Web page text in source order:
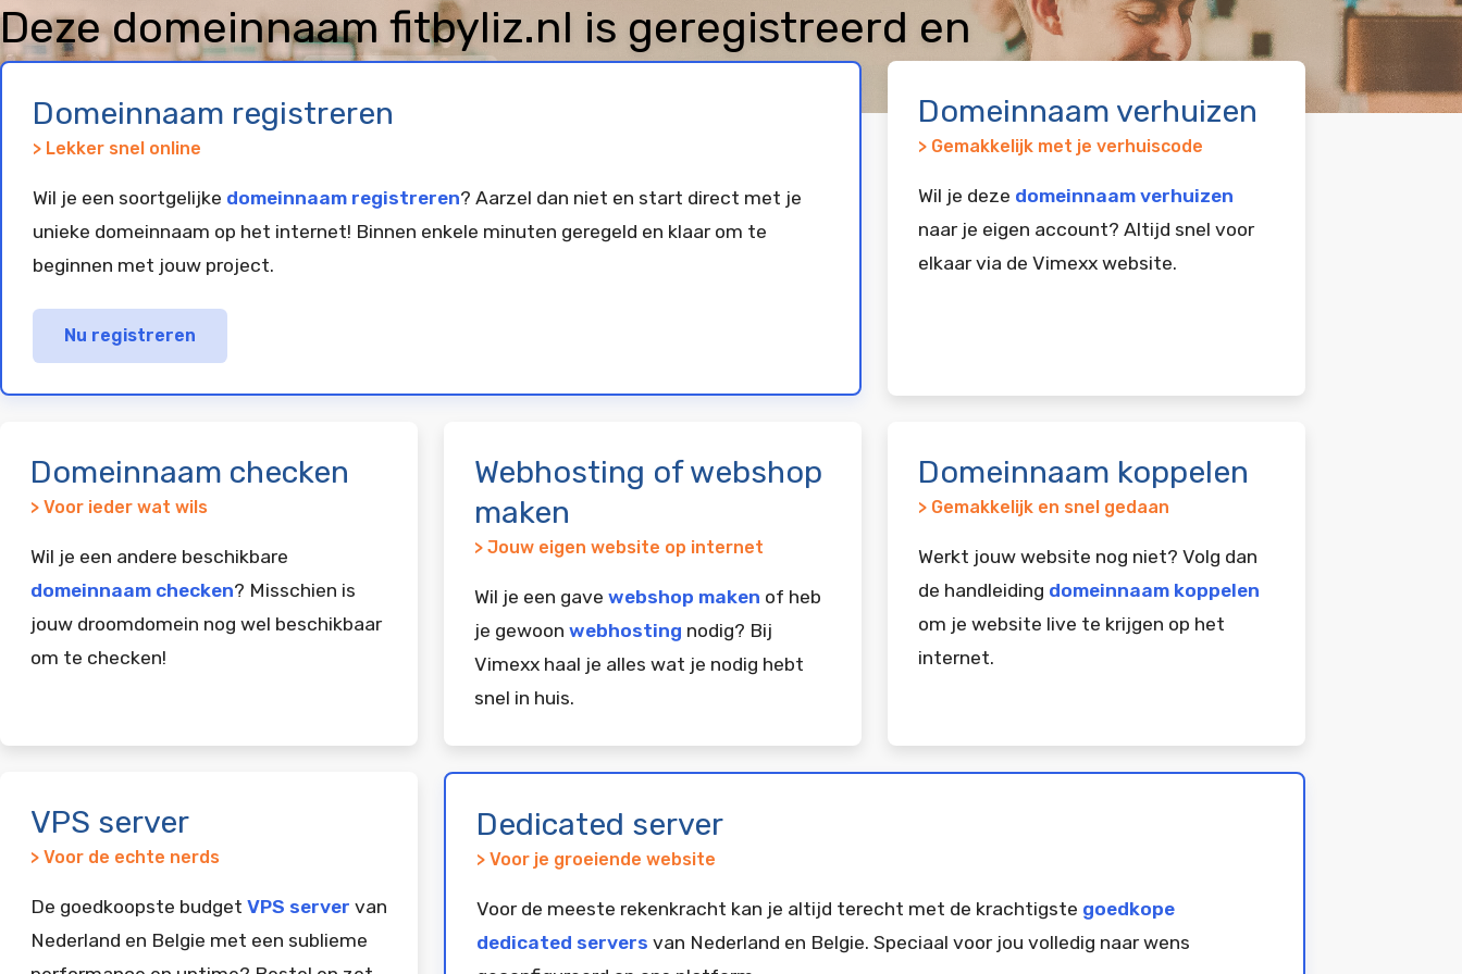
Deze domeinnaam fitbyliz.nl is geregistreerd en
geparkeerd bij
Domeinnaam registreren
> Lekker snel online
Wil je een soortgelijke domeinnaam registreren? Aarzel dan niet en start direct met je
unieke domeinnaam op het internet! Binnen enkele minuten geregeld en klaar om te
beginnen met jouw project.
Nu registreren
Domeinnaam verhuizen
> Gemakkelijk met je verhuiscode
Wil je deze domeinnaam verhuizen
naar je eigen account? Altijd snel voor
elkaar via de Vimexx website.
Domeinnaam checken
> Voor ieder wat wils
Wil je een andere beschikbare
domeinnaam checken? Misschien is
jouw droomdomein nog wel beschikbaar
om te checken!
Webhosting of webshop
maken
> Jouw eigen website op internet
Wil je een gave webshop maken of heb
je gewoon webhosting nodig? Bij
Vimexx haal je alles wat je nodig hebt
snel in huis.
Domeinnaam koppelen
> Gemakkelijk en snel gedaan
Werkt jouw website nog niet? Volg dan
de handleiding domeinnaam koppelen
om je website live te krijgen op het
internet.
VPS server
> Voor de echte nerds
De goedkoopste budget VPS server van
Nederland en Belgie met een sublieme
Dedicated server
> Voor je groeiende website
Voor de meeste rekenkracht kan je altijd terecht met de krachtigste goedkope
dedicated servers van Nederland en Belgie. Speciaal voor jou volledig naar wens